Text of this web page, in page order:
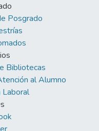
Posgrado
Bibliotecas
al Alumno
Laboral